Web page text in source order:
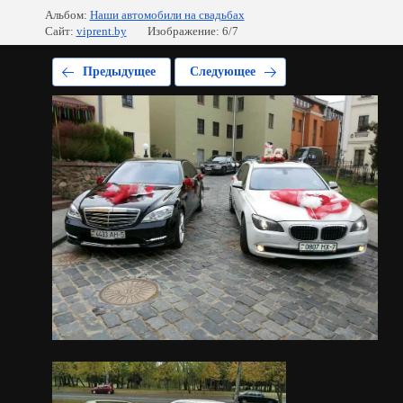
Альбом: Наши автомобили на свадьбах
Сайт: viprent.by Изображение: 6/7
Предыдущее Следующее